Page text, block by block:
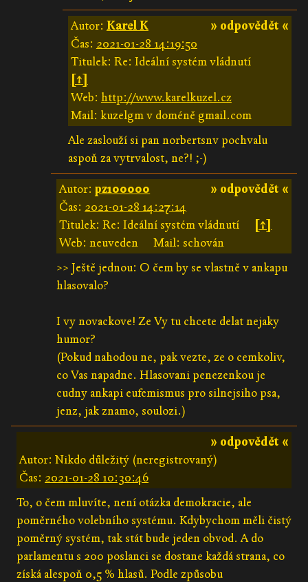
» odpovědět «
Autor: Karel K
Čas: 2021-01-28 14:19:50
Titulek: Re: Ideální systém vládnutí
[↑]
Web: http://www.karelkuzel.cz
Mail: kuzelgm v doméně gmail.com
Ale zaslouží si pan norbertsnv pochvalu
aspoň za vytrvalost, ne?! ;-)
» odpovědět «
Autor:pz100000
Čas: 2021-01-28 14:27:14
Titulek: Re: Ideální systém vládnutí
[↑]
Web: neuveden
Mail: schován
>> Ještě jednou: O čem by se vlastně v ankapu
hlasovalo?
I vy novackove! Ze Vy tu chcete delat nejaky
humor?
(Pokud nahodou ne, pak vezte, ze o cemkoliv,
co Vas napadne. Hlasovani penezenkou je
cudny ankapi eufemismus pro silnejsiho psa,
jenz, jak znamo, soulozi.)
» odpovědět «
Autor: Nikdo důležitý (neregistrovaný)
Čas: 2021-01-28 10:30:46
To, o čem mluvíte, není otázka demokracie, ale
poměrného volebního systému. Kdybychom měli čistý
poměrný systém, tak stát bude jeden obvod. A do
parlamentu s 200 poslanci se dostane každá strana, co
získá alespoň 0,5 % hlasů. Podle způsobu